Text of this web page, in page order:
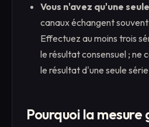
Vous n'avez qu'une
canaux échangent
Effectuez au moins trois
le résultat consensuel ; ne
le résultat d'une seule
Pourquoi la